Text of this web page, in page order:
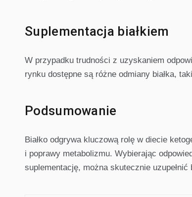
Suplementacja białkiem
W przypadku trudności z uzyskaniem
rynku dostępne są różne odmiany białka,
Podsumowanie
Białko odgrywa kluczową rolę w diecie
i poprawy metabolizmu. Wybierając
suplementację, można skutecznie uzupełnić